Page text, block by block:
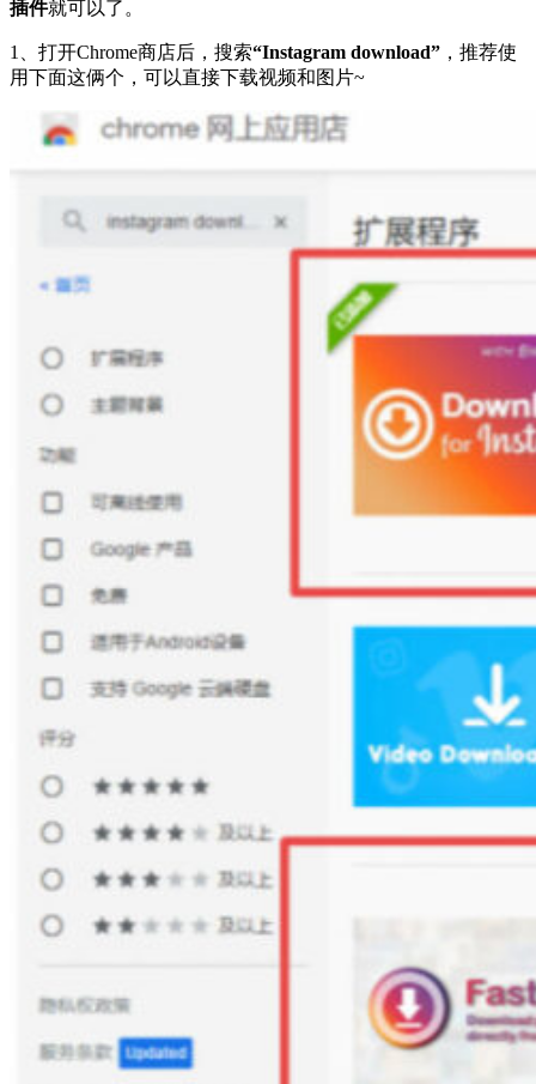
插件就可以了。
1、打开Chrome商店后，搜索“Instagram download” ，推荐使
用下面这俩个，可以直接下载视频和图片~